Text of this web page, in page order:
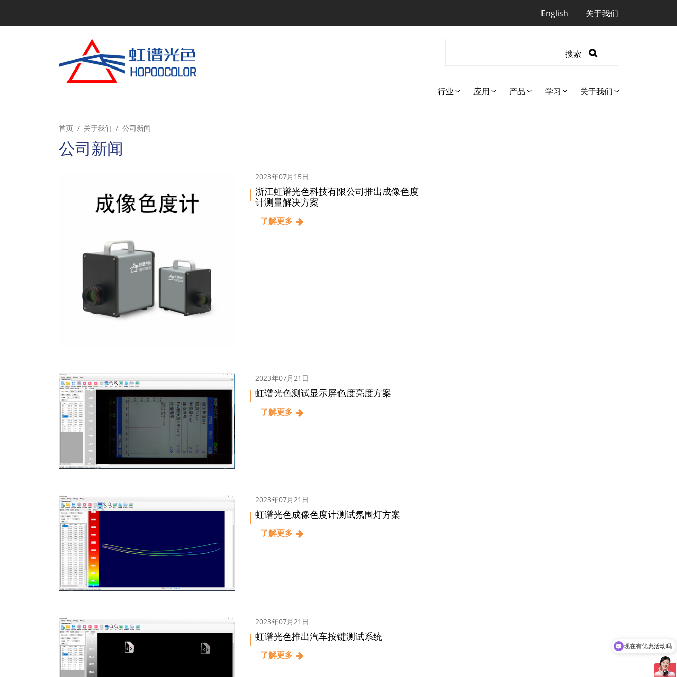
English Quicklinks
关于我们
搜索
行业 应用 产品 学习 关于我们
首页 关于我们 公司新闻
公司新闻
2023年07月15日
浙江虹谱光色科技有限公司推出成像色度
计测量解决方案
了解更多
2023年07月21日
虹谱光色测试显示屏色度亮度方案
了解更多
2023年07月21日
虹谱光色成像色度计测试氛围灯方案
了解更多
2023年07月21日
虹谱光色推出汽车按键测试系统
了解更多
现在有优惠活动吗